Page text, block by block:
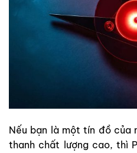
Nếu bạn là một tín đồ của
thanh chất lượng cao, thì